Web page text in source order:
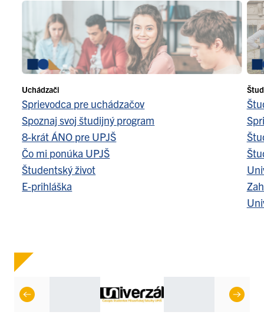
Uchádzači
Sprievodca pre uchádzačov
Spoznaj svoj študijný program
8-krát ÁNO pre UPJŠ
Čo mi ponúka UPJŠ
Študentský život
E-prihláška